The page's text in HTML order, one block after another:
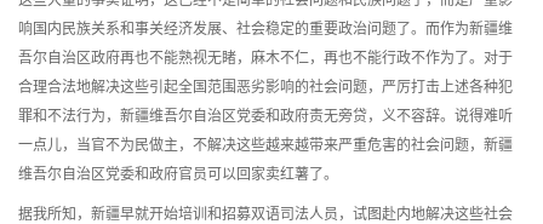
响国内民族关系和事关经济发展、社会稳定的重要政治问题了。而作为新疆维
吾尔自治区政府再也不能熟视无睹，麻木不仁，再也不能行政不作为了。对于
合理合法地解决这些引起全国范围恶劣影响的社会问题，严厉打击上述各种犯
罪和不法行为，新疆维吾尔自治区党委和政府责无旁贷，义不容辞。说得难听
一点儿，当官不为民做主，不解决这些越来越带来严重危害的社会问题，新疆
维吾尔自治区党委和政府官员可以回家卖红薯了。
据我所知，新疆早就开始培训和招募双语司法人员，试图赴内地解决这些社会